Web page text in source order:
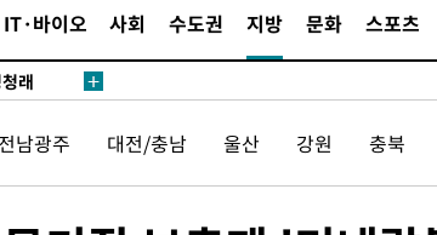
IT·바이오 사회 수도권 지방 문화 스포츠
시작'
래
정청래
김민석
전남광주 대전/충남 울산 강원 충북